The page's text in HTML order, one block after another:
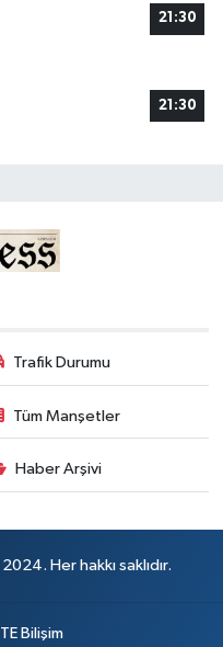
21:30
21:30
Trafik Durumu
Tüm Manşetler
Haber Arşivi
Her hakkı saklıdır.
TE Bilişim